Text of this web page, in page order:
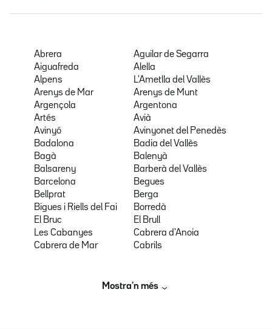
Abrera
Aguilar de Segarra
Aiguafreda
Alella
Alpens
L'Ametlla del Vallès
Arenys de Mar
Arenys de Munt
Argençola
Argentona
Artés
Avià
Avinyó
Avinyonet del Penedès
Badalona
Badia del Vallès
Bagà
Balenyà
Balsareny
Barberà del Vallès
Barcelona
Begues
Bellprat
Berga
Bigues i Riells del Fai
Borredà
El Bruc
El Brull
Les Cabanyes
Cabrera d'Anoia
Cabrera de Mar
Cabrils
Mostra’n més